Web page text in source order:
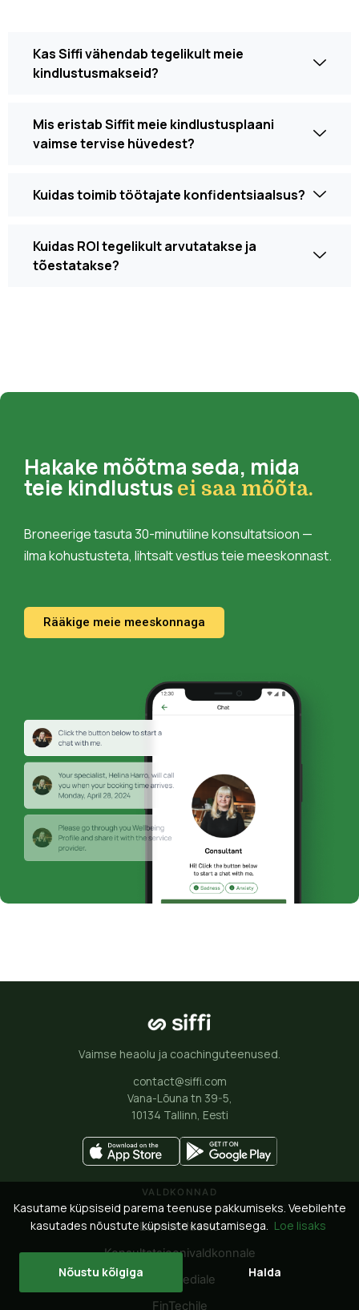
Kas Siffi vähendab tegelikult meie
kindlustusmakseid?
Mis eristab Siffit meie kindlustusplaani
vaimse tervise hüvedest?
Kuidas toimib töötajate konfidentsiaalsus?
Kuidas ROI tegelikult arvutatakse ja
tõestatakse?
Hakake mõõtma seda, mida
teie kindlustus ei saa mõõta.
Broneerige tasuta 30-minutiline konsultatsioon —
ilma kohustusteta, lihtsalt vestlus teie meeskonnast.
Rääkige meie meeskonnaga
Vaimse heaolu ja coachinguteenused.
contact@siffi.com
Vana-Lõuna tn 39-5,
10134 Tallinn, Eesti
VALDKONNAD
Lennundusele
Konsultatsioonivaldkonnale
Digimeediale
FinTechile
Kasutame küpsiseid parema teenuse pakkumiseks. Veebilehte
kasutades nõustute küpsiste kasutamisega. Loe lisaks
Nõustu kõigiga Halda